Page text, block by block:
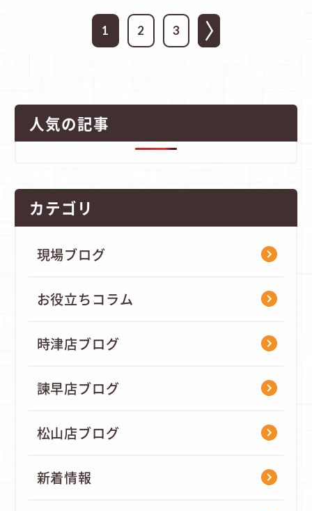
1 2 3
人気の記事
カテゴリ
現場ブログ
お役立ちコラム
時津店ブログ
諫早店ブログ
松山店ブログ
新着情報